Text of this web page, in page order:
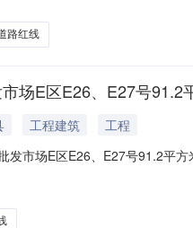
（挂用途管制科、行政审批科
路红线
场E区E26、E27号91.2
工程建筑
工程
发市场E区E26、E27号91.2平
1.0＜容积率≤6.3，建筑限高